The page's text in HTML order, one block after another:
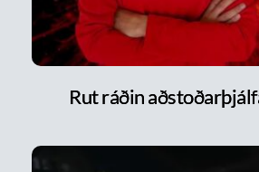
Rut ráðin